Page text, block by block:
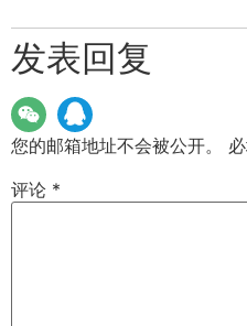
发表回复
您的邮箱地址不会被公开。
评论 *